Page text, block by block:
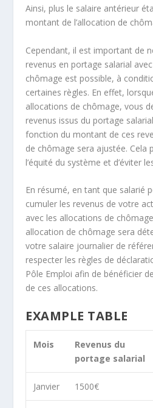
Ainsi, plus le salaire antérieur
montant de l’allocation de
Cependant, il est important de
revenus en portage salarial
chômage est possible, à
certaines règles. En effet,
allocations de chômage, vous
revenus issus du portage
fonction du montant de ces
de chômage sera ajustée. Cela
l’équité du système et d’éviter
En résumé, en tant que salarié
cumuler les revenus de votre
avec les allocations de
allocation de chômage sera
votre salaire journalier de
respecter les règles de
Pôle Emploi afin de bénéficier
de ces allocations.
EXAMPLE TABLE
Mois
Revenus du
portage salarial
Janvier 1500€